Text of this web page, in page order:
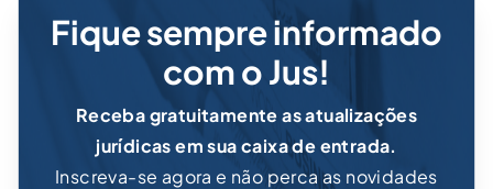
Fique sempre informado
com o Jus!
Receba gratuitamente as atualizações
jurídicas em sua caixa de entrada.
Inscreva-se agora e não perca as novidades